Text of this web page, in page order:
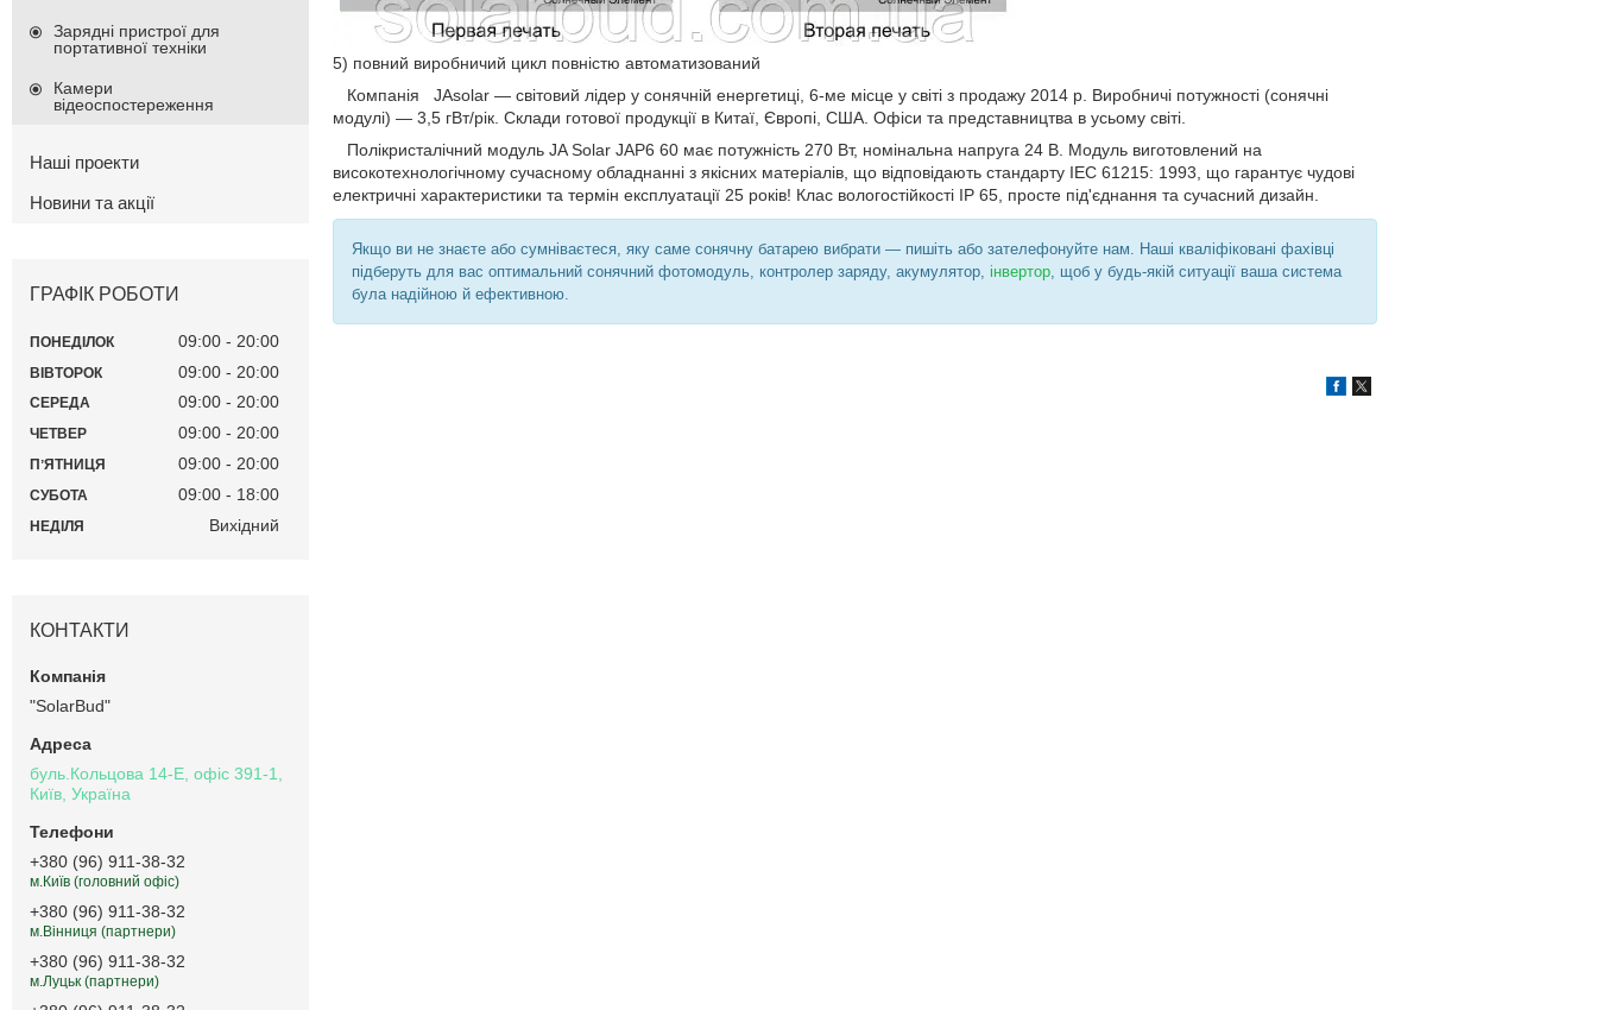
5) повний виробничий цикл повністю автоматизований
Компанія JAsolar — світовий лідер у сонячній енергетиці, 6-ме місце у світі з продажу 2014 р. Виробничі потужності (сонячні
модулі) — 3,5 гВт/рік. Склади готової продукції в Китаї, Європі, США. Офіси та представництва в усьому світі.
Полікристалічний модуль JA Solar JAP6 60 має потужність 270 Вт, номінальна напруга 24 В. Модуль виготовлений на
високотехнологічному сучасному обладнанні з якісних матеріалів, що відповідають стандарту IEC 61215: 1993, що гарантує чудові
електричні характеристики та термін експлуатації 25 років! Клас вологостійкості IP 65, просте під'єднання та сучасний дизайн.
Якщо ви не знаєте або сумніваєтеся, яку саме сонячну батарею вибрати — пишіть або зателефонуйте нам. Наші кваліфіковані фахівці
підберуть для вас оптимальний сонячний фотомодуль, контролер заряду, акумулятор, інвертор , щоб у будь-якій ситуації ваша система
була надійною й ефективною.
Зарядні пристрої для
портативної техніки
Камери
відеоспостереження
Наші проекти
Новини та акції
ГРАФІК РОБОТИ
ПОНЕДІЛОК 09:00 20:00
ВІВТОРОК 09:00 20:00
СЕРЕДА 09:00 20:00
ЧЕТВЕР 09:00 20:00
ПʼЯТНИЦЯ 09:00 20:00
СУБОТА 09:00 18:00
НЕДІЛЯ Вихідний
КОНТАКТИ
"SolarBud"
буль.Кольцова 14-Е, офіс 391-1,
Київ, Україна
+380 (96) 911-38-32
м.Київ (головний офіс)
+380 (96) 911-38-32
м.Вінниця (партнери)
+380 (96) 911-38-32
м.Луцьк (партнери)